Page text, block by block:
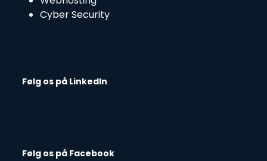
Cyber Security
Følg os på LinkedIn
Følg os på Facebook